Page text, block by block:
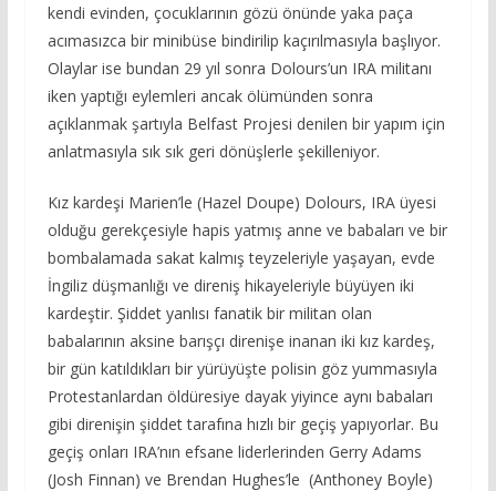
kendi evinden, çocuklarının gözü önünde yaka paça
acımasızca bir minibüse bindirilip kaçırılmasıyla başlıyor.
Olaylar ise bundan 29 yıl sonra Dolours’un IRA militanı
iken yaptığı eylemleri ancak ölümünden sonra
açıklanmak şartıyla Belfast Projesi denilen bir yapım için
anlatmasıyla sık sık geri dönüşlerle şekilleniyor.
Kız kardeşi Marien’le (Hazel Doupe) Dolours, IRA üyesi
olduğu gerekçesiyle hapis yatmış anne ve babaları ve bir
bombalamada sakat kalmış teyzeleriyle yaşayan, evde
İngiliz düşmanlığı ve direniş hikayeleriyle büyüyen iki
kardeştir. Şiddet yanlısı fanatik bir militan olan
babalarının aksine barışçı direnişe inanan iki kız kardeş,
bir gün katıldıkları bir yürüyüşte polisin göz yummasıyla
Protestanlardan öldüresiye dayak yiyince aynı babaları
gibi direnişin şiddet tarafına hızlı bir geçiş yapıyorlar. Bu
geçiş onları IRA’nın efsane liderlerinden Gerry Adams
(Josh Finnan) ve Brendan Hughes’le (Anthoney Boyle)